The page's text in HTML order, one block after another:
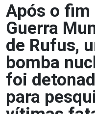
Após o fim
Guerra
de Rufus,
bomba
foi
para